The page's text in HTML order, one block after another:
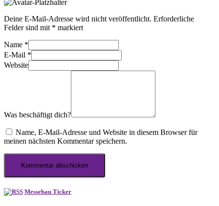
Deine E-Mail-Adresse wird nicht veröffentlicht. Erforderliche
Felder sind mit * markiert
Name *
E-Mail *
Website
Was beschäftigt dich?
Name, E-Mail-Adresse und Website in diesem Browser für
meinen nächsten Kommentar speichern.
Messebau Ticker